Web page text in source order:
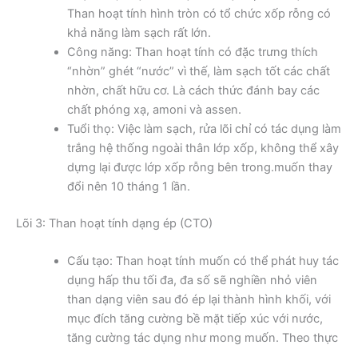
Than hoạt tính hình tròn có tổ chức xốp rỗng có
khả năng làm sạch rất lớn.
Công năng: Than hoạt tính có đặc trưng thích
“nhờn” ghét “nước” vì thế, làm sạch tốt các chất
nhờn, chất hữu cơ. Là cách thức đánh bay các
chất phóng xạ, amoni và assen.
Tuổi thọ: Việc làm sạch, rửa lõi chỉ có tác dụng làm
trắng hệ thống ngoài thân lớp xốp, không thể xây
dựng lại được lớp xốp rỗng bên trong.muốn thay
đổi nên 10 tháng 1 lần.
Lõi 3: Than hoạt tính dạng ép (CTO)
Cấu tạo: Than hoạt tính muốn có thể phát huy tác
dụng hấp thu tối đa, đa số sẽ nghiền nhỏ viên
than dạng viên sau đó ép lại thành hình khối, với
mục đích tăng cường bề mặt tiếp xúc với nước,
tăng cường tác dụng như mong muốn. Theo thực